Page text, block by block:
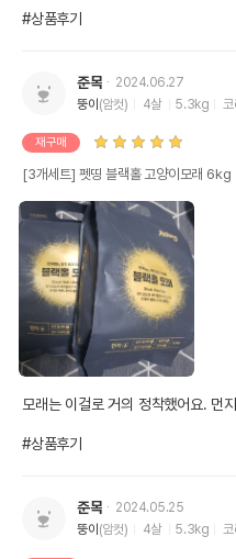
#상품후기
준목
2024.06.27
뚱이 (암컷) 4살 5.3kg 코
재구매
[3개세트] 펫띵 블랙홀 고양이모래 6kg
모래는 이걸로 거의 정착했어요. 먼
#상품후기
준목
2024.05.25
뚱이 (암컷) 4살 5.3kg 코